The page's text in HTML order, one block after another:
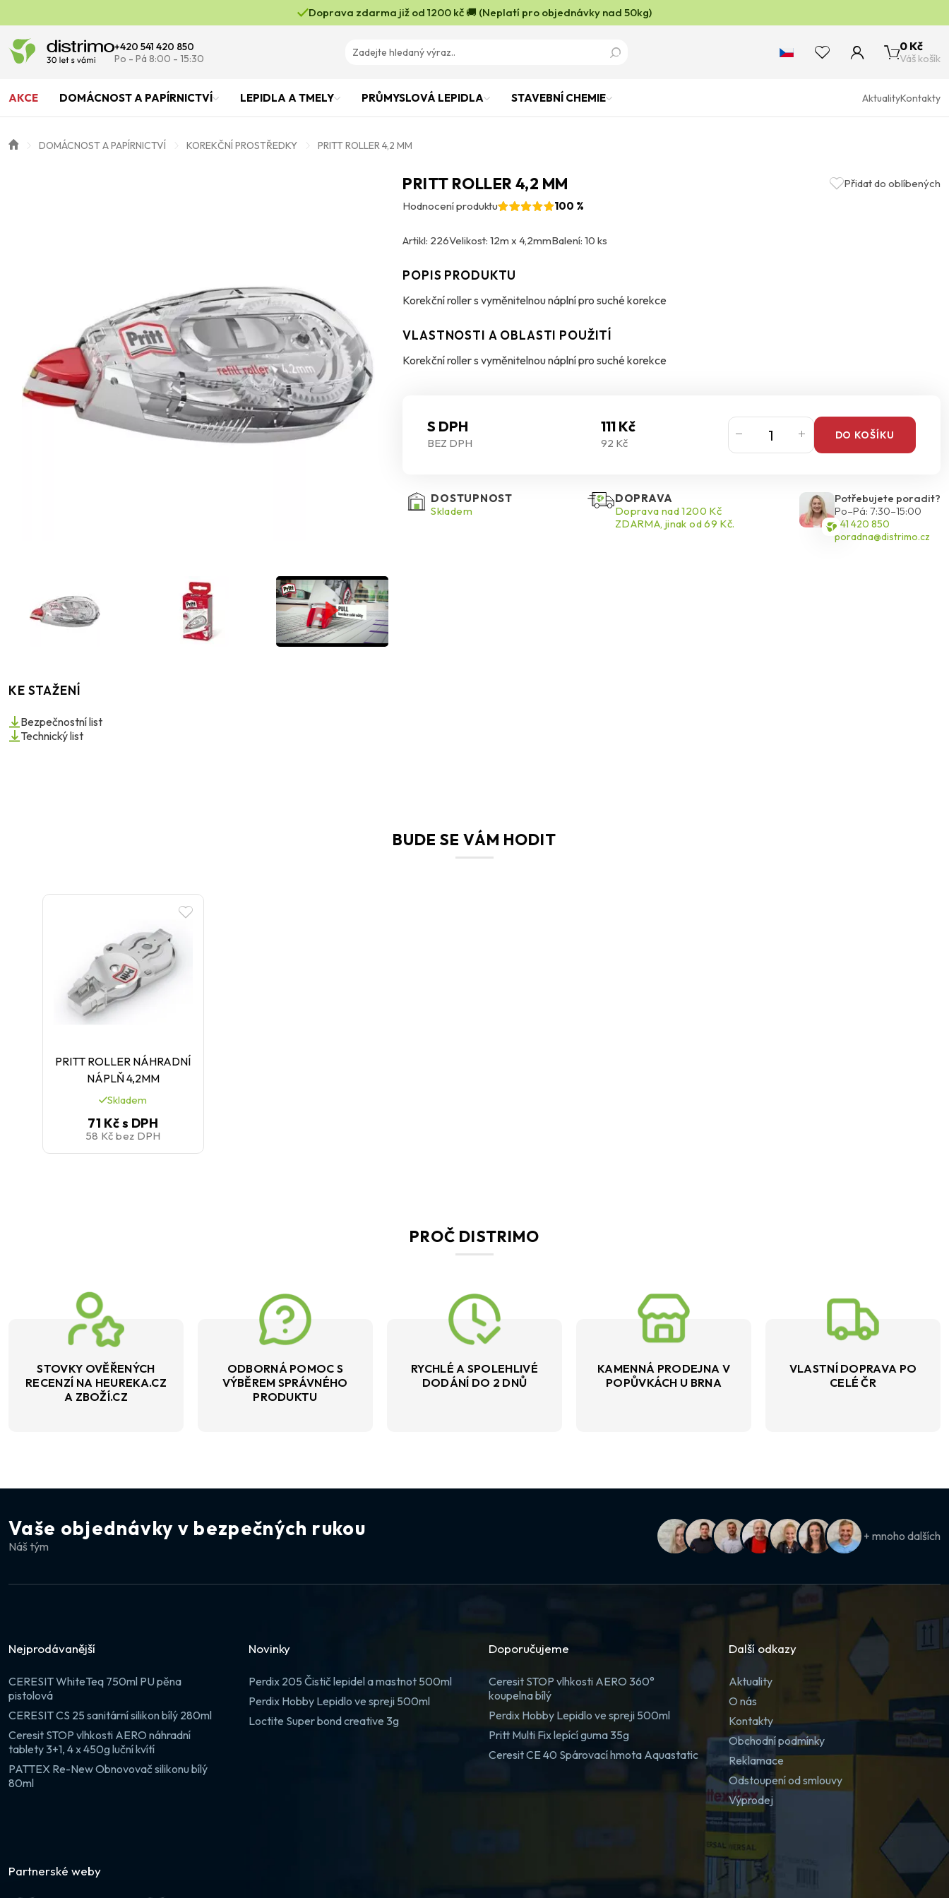
Doprava zdarma již od 1200 kč 🚚 (Neplatí pro objednávky nad 50kg)
+420 541 420 850
Po - Pá 8:00 - 15:30
0 Kč
Váš košík
AKCE DOMÁCNOST A PAPÍRNICTVÍ LEPIDLA A TMELY PRŮMYSLOVÁ LEPIDLA STAVEBNÍ CHEMIE AktualityKontakty
DOMÁCNOST A PAPÍRNICTVÍ KOREKČNÍ PROSTŘEDKY PRITT ROLLER 4,2 MM
PRITT ROLLER 4,2 MM
Přidat do oblíbených
Hodnocení produktu
100 %
Artikl: 226Velikost: 12m x 4,2mmBalení: 10 ks
KE STAŽENÍ
Bezpečnostní list
Technický list
POPIS PRODUKTU
Korekční roller s vyměnitelnou náplní pro suché korekce
VLASTNOSTI A OBLASTI POUŽITÍ
Korekční roller s vyměnitelnou náplní pro suché korekce
S DPH 111 Kč
BEZ DPH 92 Kč
DO KOŠÍKU
DOSTUPNOST
Skladem
DOPRAVA
Doprava nad 1200 Kč
ZDARMA, jinak od 69 Kč.
Potřebujete poradit?
Po–Pá: 7:30–15:00
541 420 850
poradna@distrimo.cz
BUDE SE VÁM HODIT
PRITT ROLLER NÁHRADNÍ
NÁPLŇ 4,2MM
Skladem
71 Kčs DPH
58 Kčbez DPH
PROČ DISTRIMO
STOVKY OVĚŘENÝCH
RECENZÍ NA HEUREKA.CZ
A ZBOŽÍ.CZ
ODBORNÁ POMOC S
VÝBĚREM SPRÁVNÉHO
PRODUKTU
RYCHLÉ A SPOLEHLIVÉ
DODÁNÍ DO 2 DNŮ
KAMENNÁ PRODEJNA V
POPŮVKÁCH U BRNA
VLASTNÍ DOPRAVA PO
CELÉ ČR
Vaše objednávky v bezpečných rukou
Náš tým
+ mnoho dalších
Nejprodávanější
CERESIT WhiteTeq 750ml PU pěna
pistolová
CERESIT CS 25 sanitární silikon bílý 280ml
Ceresit STOP vlhkosti AERO náhradní
tablety 3+1, 4 x 450g luční kvítí
PATTEX Re-New Obnovovač silikonu bílý
80ml
Novinky
Perdix 205 Čistič lepidel a mastnot 500ml
Perdix Hobby Lepidlo ve spreji 500ml
Loctite Super bond creative 3g
Doporučujeme
Ceresit STOP vlhkosti AERO 360°
koupelna bílý
Perdix Hobby Lepidlo ve spreji 500ml
Pritt Multi Fix lepící guma 35g
Ceresit CE 40 Spárovací hmota Aquastatic
Další odkazy
Aktuality
O nás
Kontakty
Obchodní podmínky
Reklamace
Odstoupení od smlouvy
Výprodej
Partnerské weby